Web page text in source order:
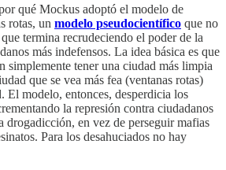
qué Mockus adoptó el modelo de
rotas, un modelo pseudocientífico que no
termina recrudeciendo el poder de la
más indefensos. La idea básica es que
simplemente tener una ciudad más limpia
que se vea más fea (ventanas rotas)
El modelo, entonces, desperdicia los
la represión contra ciudadanos
drogadicción, en vez de perseguir mafias
Para los desahuciados no hay